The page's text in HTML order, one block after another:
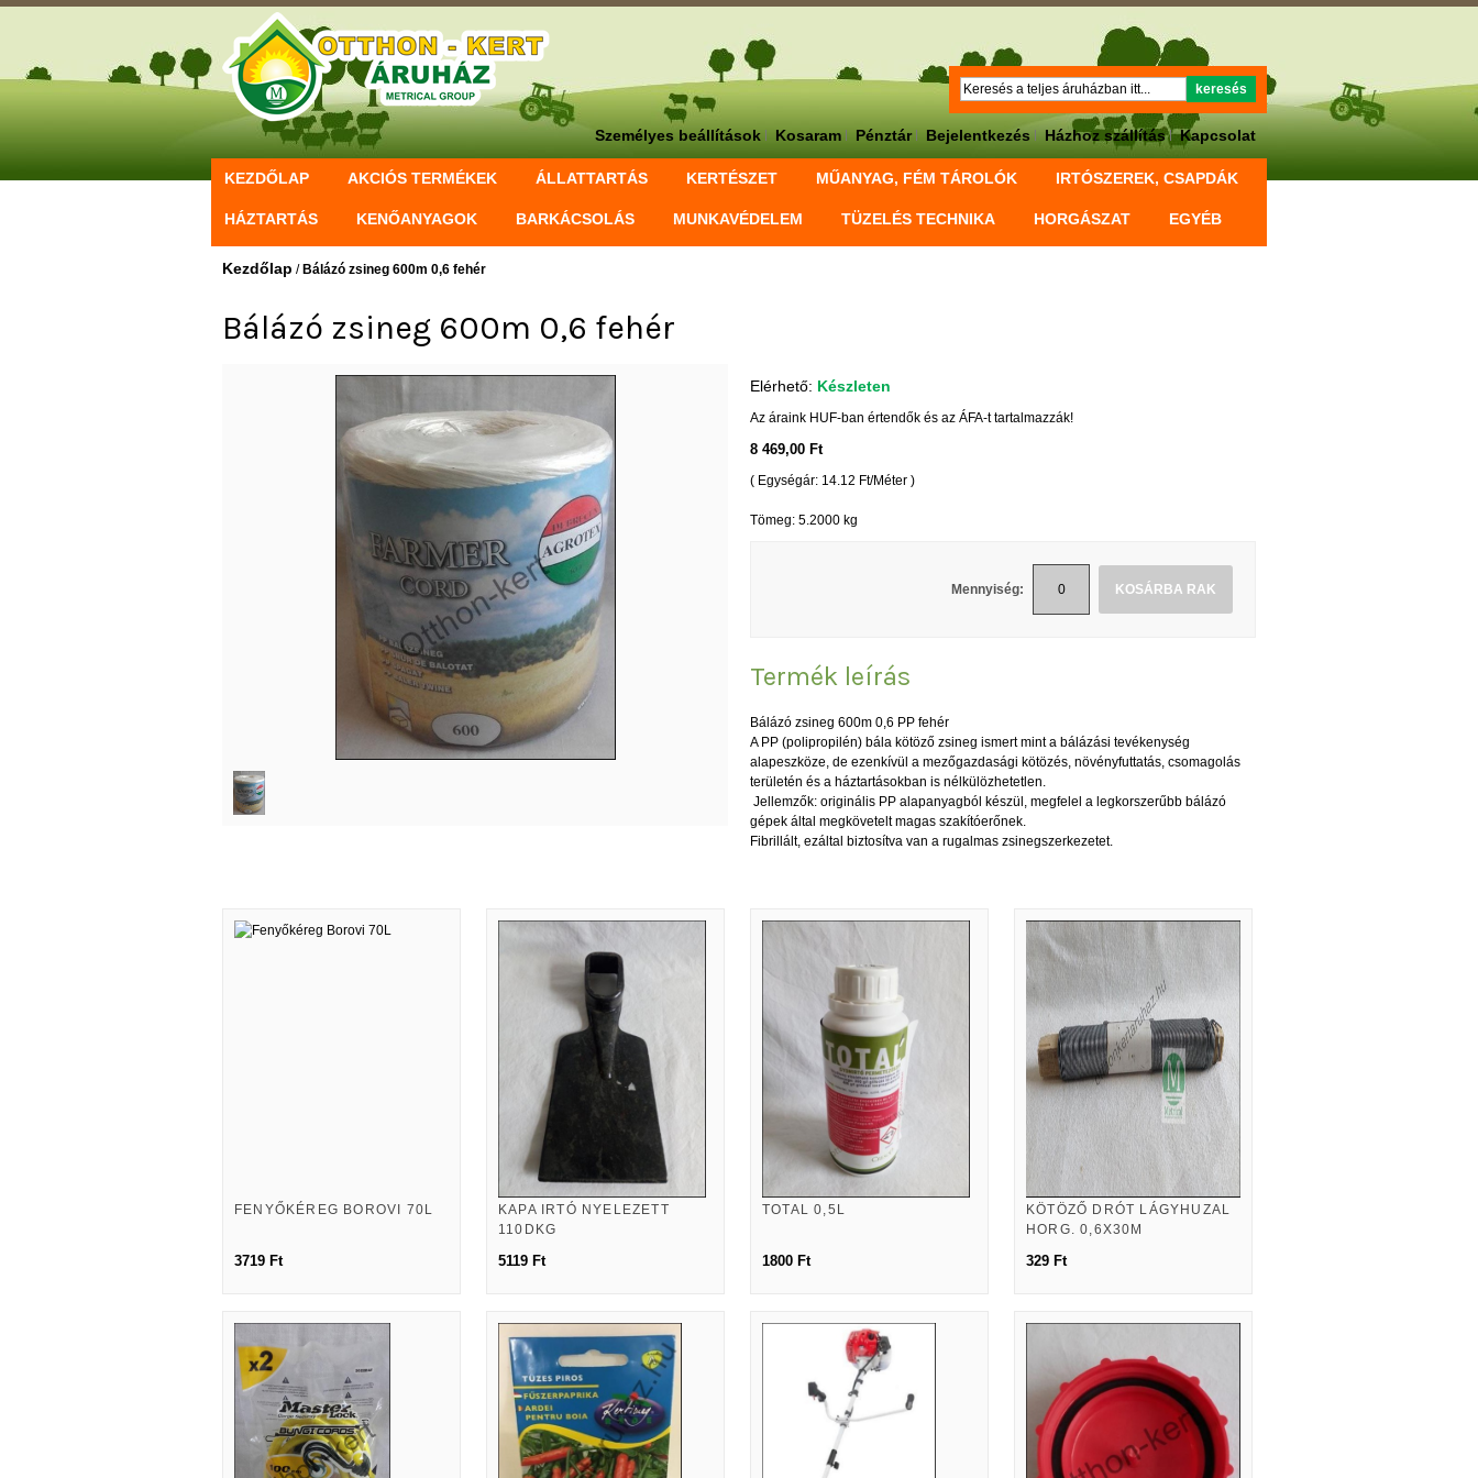
Keresés
keresés
Személyes beállítások Kosaram Pénztár Bejelentkezés Házhoz szállítás Kapcsolat
KEZDŐLAP AKCIÓS TERMÉKEK ÁLLATTARTÁS KERTÉSZET MŰANYAG, FÉM TÁROLÓK IRTÓSZEREK, CSAPDÁK
HÁZTARTÁS KENŐANYAGOK BARKÁCSOLÁS MUNKAVÉDELEM TÜZELÉS TECHNIKA HORGÁSZAT EGYÉB
Kezdőlap / Bálázó zsineg 600m 0,6 fehér
Bálázó zsineg 600m 0,6 fehér
Elérhető: Készleten
Az áraink HUF-ban értendők és az ÁFA-t tartalmazzák!
8 469,00 Ft
( Egységár: 14.12 Ft/Méter )
Tömeg: 5.2000 kg
Mennyiség: KOSÁRBA RAK
Termék leírás
Bálázó zsineg 600m 0,6 PP fehér
A PP (polipropilén) bála kötöző zsineg ismert mint a bálázási tevékenység
alapeszköze, de ezenkívül a mezőgazdasági kötözés, növényfuttatás, csomagolás
területén és a háztartásokban is nélkülözhetetlen.
Jellemzők: originális PP alapanyagból készül, megfelel a legkorszerűbb bálázó
gépek által megkövetelt magas szakítóerőnek.
Fibrillált, ezáltal biztosítva van a rugalmas zsinegszerkezetet.
FENYŐKÉREG BOROVI 70L
3719 Ft
KAPA IRTÓ NYELEZETT
110DKG
5119 Ft
TOTAL 0,5L
1800 Ft
KÖTÖZŐ DRÓT LÁGYHUZAL
HORG. 0,6X30M
329 Ft